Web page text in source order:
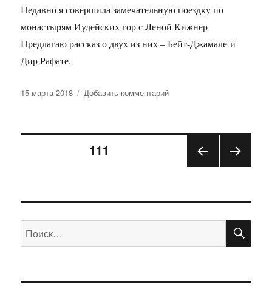
Недавно я совершила замечательную поездку по
монастырям Иудейских гор с Леной Кижнер
Предлагаю рассказ о двух из них – Бейт-Джамале и
Дир Рафате.
Опубликовано
15 марта 2018 Добавить комментарийк
Иерусалима
Пагинация
Я
СТРА
А
111
СТРА
НИЦ
Искать: